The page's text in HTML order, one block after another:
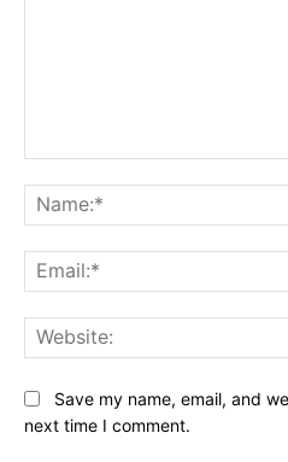
Save my name, email, and
next time I comment.